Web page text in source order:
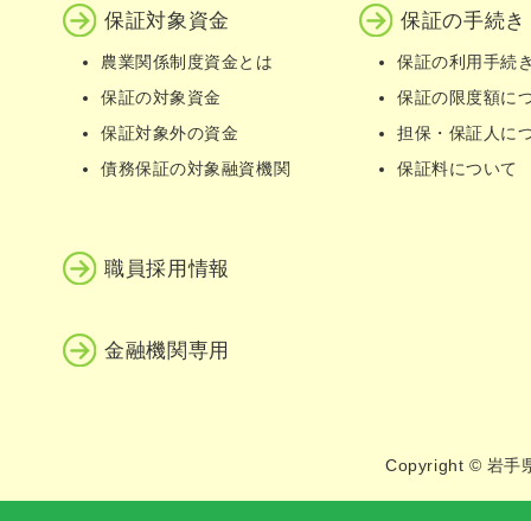
保証対象資金
農業関係制度資金とは
保証の対象資金
保証対象外の資金
債務保証の対象融資機関
保証の手続き
保証の利用手続
保証の限度額に
担保・保証人に
保証料について
職員採用情報
金融機関専用
Copyright © 岩手